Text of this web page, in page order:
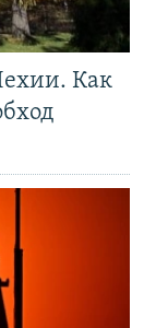
Как